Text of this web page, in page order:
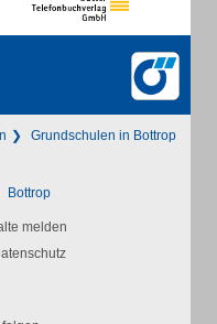
Grundschulen in Bottrop
Bottrop
melden